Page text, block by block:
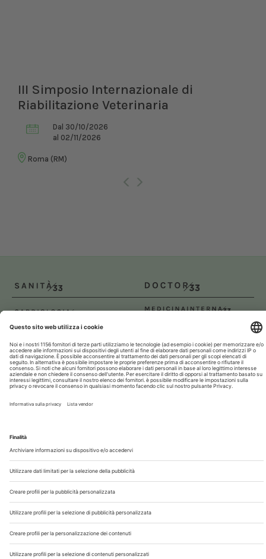
III Simposio Internazionale di
Riabilitazione Veterinaria
Dal 30/10/2026
al 02/11/2026
Roma (RM)